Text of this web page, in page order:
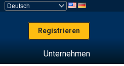
Registrieren
Unternehmen